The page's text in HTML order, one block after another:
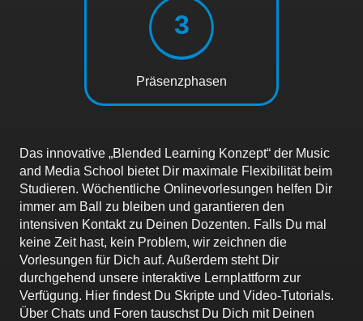
3
Präsenzphasen
Das innovative „Blended Learning Konzept“ der Music
and Media School bietet Dir maximale Flexibilität beim
Studieren. Wöchentliche Onlinevorlesungen helfen Dir
immer am Ball zu bleiben und garantieren den
intensiven Kontakt zu Deinen Dozenten. Falls Du mal
keine Zeit hast, kein Problem, wir zeichnen die
Vorlesungen für Dich auf. Außerdem steht Dir
durchgehend unsere interaktive Lernplattform zur
Verfügung. Hier findest Du Skripte und Video-Tutorials.
Über Chats und Foren tauschst Du Dich mit Deinen